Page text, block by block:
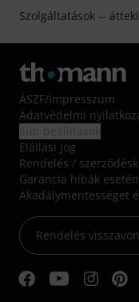
Szolgáltatások --
ÁSZF/Impresszum
Adatvédelmi
Elállási jog
Rendelés /
Garancia hibák esetén
Akadálymentességet
Rendelés